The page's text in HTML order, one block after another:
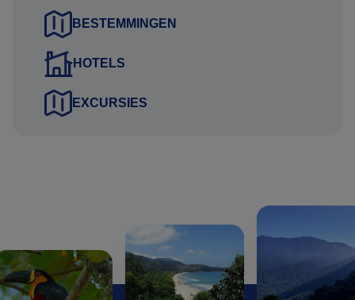
Kosteloos en vrijblijvend:
Uw persoonlijke reisvoorstel stellen wij gratis en
vrijblijvend voor u samen. U bent dus nergens aan
gebonden.
Actueel vluchtschema:
Flexibiliteit:
Inkorten of verlengen: Bent u in hoofdlijnen geïnteresseerd
BESTEMMINGEN
HOTELS
EXCURSIES